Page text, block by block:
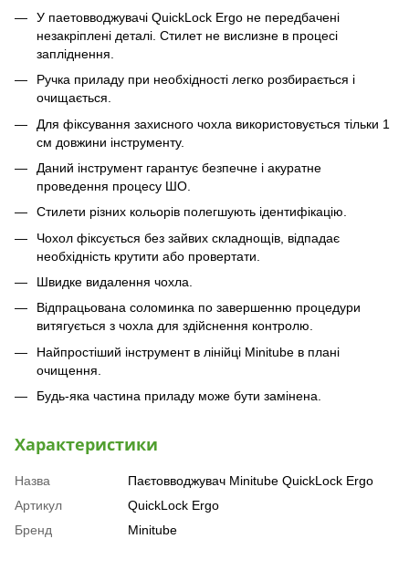
У паетовводжувачі QuickLock Ergo не передбачені
незакріплені деталі. Стилет не вислизне в процесі
запліднення.
Ручка приладу при необхідності легко розбирається і
очищається.
Для фіксування захисного чохла використовується тільки 1
см довжини інструменту.
Даний інструмент гарантує безпечне і акуратне
проведення процесу ШО.
Стилети різних кольорів полегшують ідентифікацію.
Чохол фіксується без зайвих складнощів, відпадає
необхідність крутити або провертати.
Швидке видалення чохла.
Відпрацьована соломинка по завершенню процедури
витягується з чохла для здійснення контролю.
Найпростіший інструмент в лінійці Minitube в плані
очищення.
Будь-яка частина приладу може бути замінена.
Характеристики
Назва
Паєтовводжувач Minitube QuickLock Ergo
Артикул
QuickLock Ergo
Бренд
Minitube